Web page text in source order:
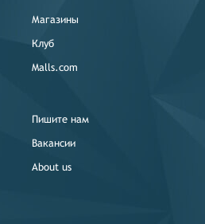
Магазины
Клуб
Malls.com
Пишите нам
Вакансии
About us